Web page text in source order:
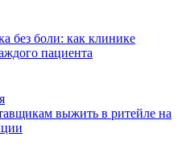
без боли: как клинике
пациента
выжить в ритейле на